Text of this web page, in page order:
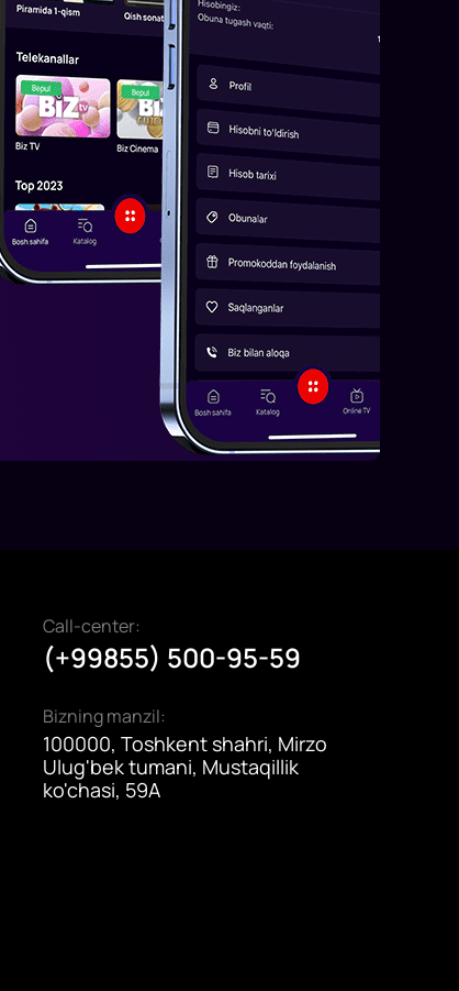
Call-center:
(+99855) 500-95-59
Bizning manzil:
100000, Toshkent shahri, Mirzo
Ulug'bek tumani, Mustaqillik
ko'chasi, 59A